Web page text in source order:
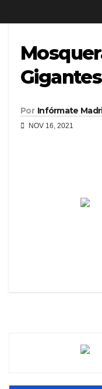
Gigantes
Por Infórmate
NOV 16, 2021